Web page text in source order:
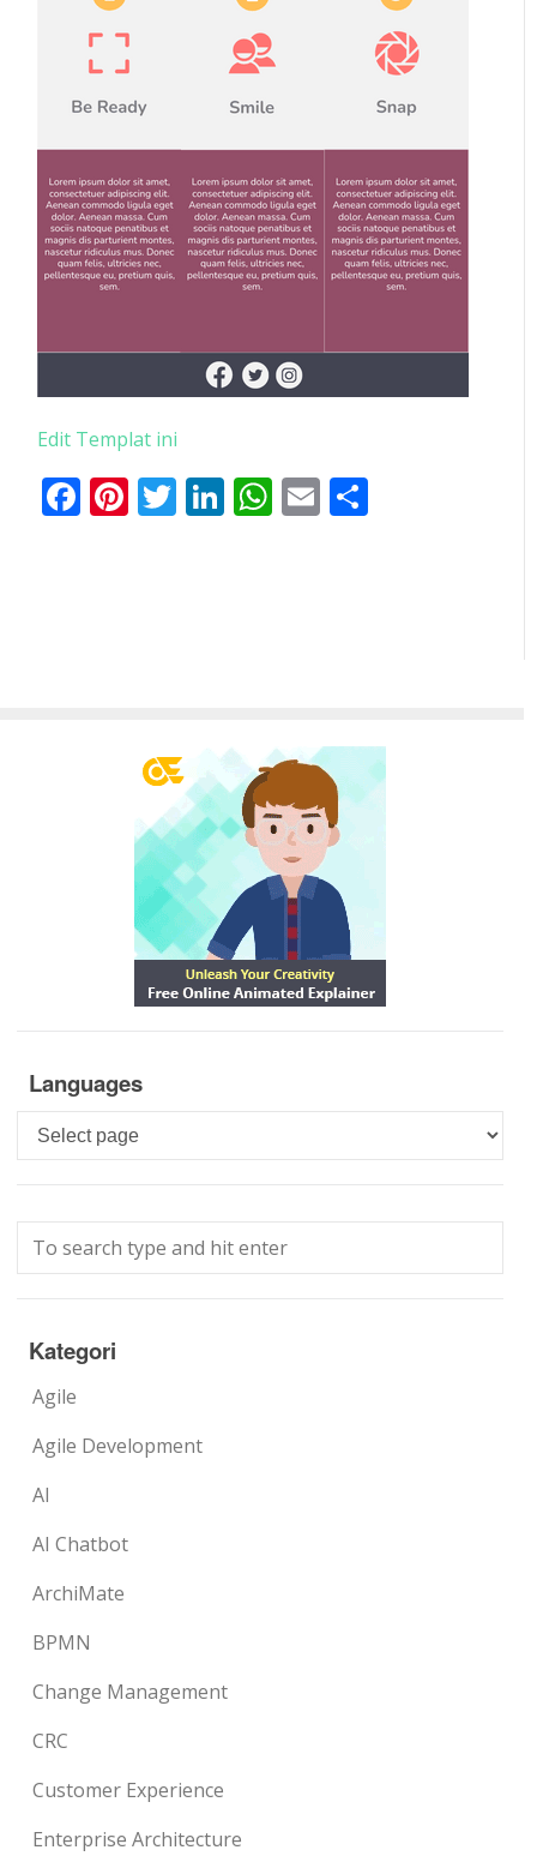
Edit Templat ini
Facebook
Pinterest
Twitter
LinkedIn
WhatsApp
Email
Languages
Languages
Kategori
Agile
Agile Development
AI
AI Chatbot
ArchiMate
BPMN
Change Management
CRC
Customer Experience
Enterprise Architecture